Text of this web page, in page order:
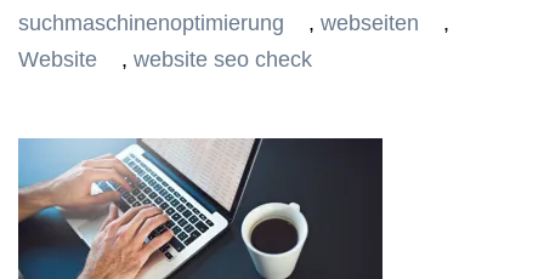
suchmaschinenoptimierung
, webseiten
,
Website
, website seo check